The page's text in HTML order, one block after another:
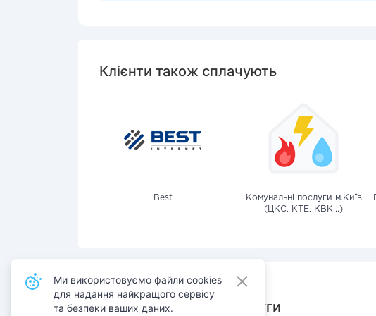
Клієнти також сплачують
Best
Комунальні послуги м.Київ
(ЦКС, КТЕ, КВК...)
Також сплачують послуги
Ми використовуємо файли cookies
для надання найкращого сервісу
та безпеки ваших даних.